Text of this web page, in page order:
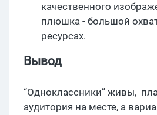
качественного
плюшка - большой
ресурсах.
Вывод
“Одноклассники” живы,
аудитория на месте, а